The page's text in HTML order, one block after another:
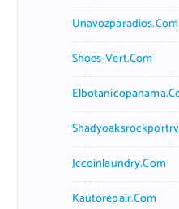
Unavozparadios.com
Shoes-Vert.com
Jccoinlaundry.com
Kautorepair.com